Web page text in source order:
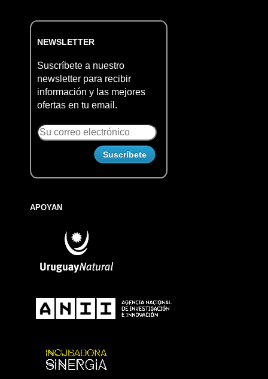
NEWSLETTER
Suscríbete a nuestro
newsletter para recibir
información y las mejores
ofertas en tu email.
APOYAN